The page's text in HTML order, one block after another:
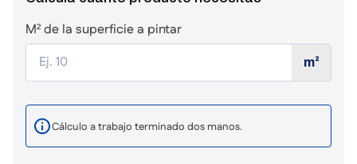
M² de la superficie a pintar
m²
Cálculo a trabajo terminado dos manos.